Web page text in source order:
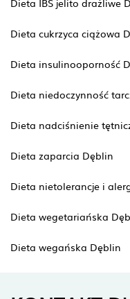
Dieta IBS jelito drażliwe
Dieta cukrzyca ciążowa
Dieta insulinooporność
Dieta niedoczynność
Dieta nadciśnienie
Dieta zaparcia Dęblin
Dieta nietolerancje i
Dieta wegetariańska
Dieta wegańska Dęblin